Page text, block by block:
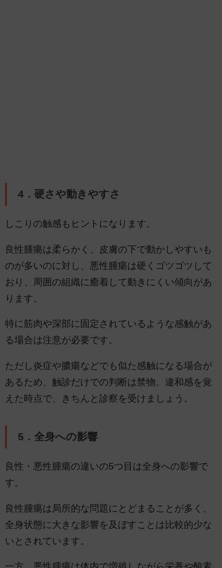
4．硬さや動きやすさ
しこりの触感もヒントになります。
良性腫瘍は柔らかく、皮膚の下で動かしやすいも
のが多いのに対し、悪性腫瘍は硬くゴツゴツして
おり、周囲の組織に癒着して動きにくい傾向があ
ります。
特に筋肉や深部に固定されているような感触があ
る場合は注意が必要です。
ただし炎症や膿瘍などでも似た感触になる場合が
あるため、触診だけでの判断は禁物。違和感を覚
えた時点で、きちんと診察を受けましょう。
5．全身への影響
良性・悪性腫瘍の違いの5つ目は全身への影響で
す。
良性腫瘍は局所的な問題にとどまることが多く、
全身状態に大きな影響を及ぼすことは比較的少な
いとされています。